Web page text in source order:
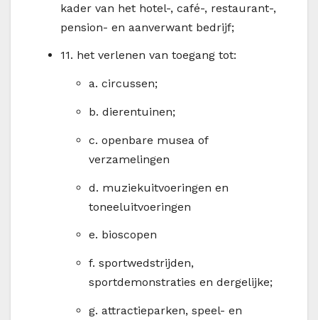
kader van het hotel-, café-, restaurant-,
pension- en aanverwant bedrijf;
11. het verlenen van toegang tot:
a. circussen;
b. dierentuinen;
c. openbare musea of
verzamelingen
d. muziekuitvoeringen en
toneeluitvoeringen
e. bioscopen
f. sportwedstrijden,
sportdemonstraties en dergelijke;
g. attractieparken, speel- en